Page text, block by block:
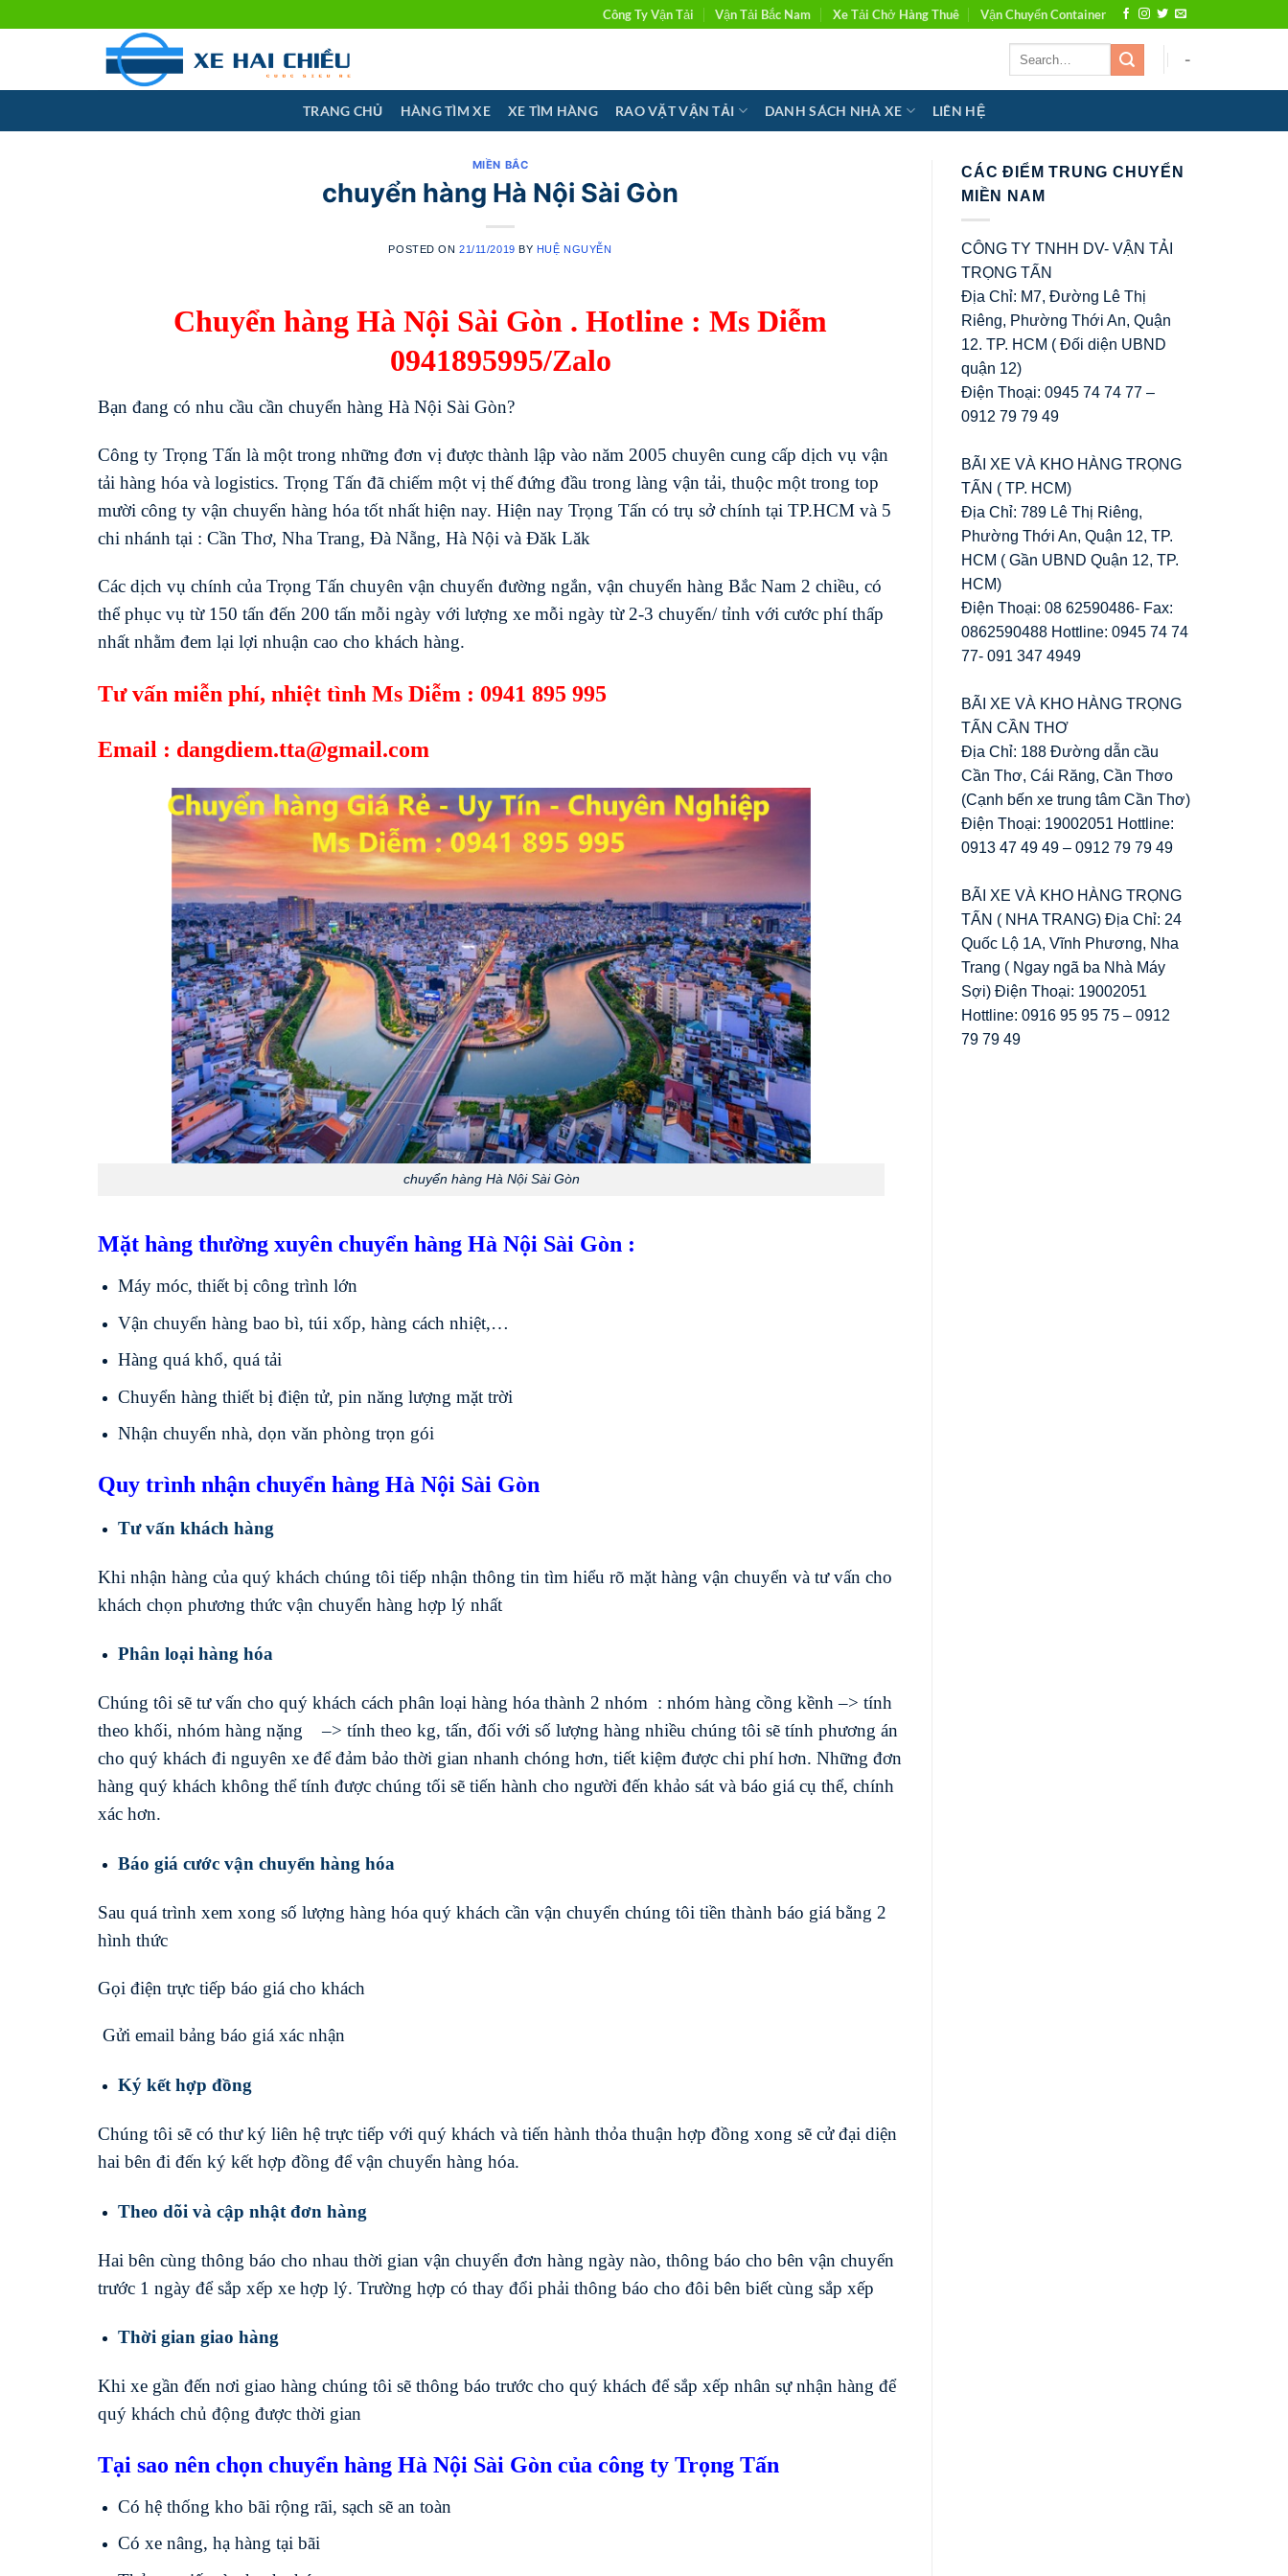
Công Ty Vận Tải Vận Tải Bắc Nam Xe Tải Chở Hàng Thuê Vận Chuyển Container
-
TRANG CHỦ HÀNG TÌM XE XE TÌM HÀNG RAO VẶT VẬN TẢI DANH SÁCH NHÀ XE LIÊN HỆ
MIỀN BẮC
chuyển hàng Hà Nội Sài Gòn
POSTED ON21/11/2019 BY HUỆ NGUYỄN
Chuyển hàng Hà Nội Sài Gòn . Hotline : Ms Diễm
0941895995/Zalo
Bạn đang có nhu cầu cần chuyển hàng Hà Nội Sài Gòn?
Công ty Trọng Tấn là một trong những đơn vị được thành lập vào năm 2005 chuyên cung cấp dịch vụ vận
tải hàng hóa và logistics. Trọng Tấn đã chiếm một vị thế đứng đầu trong làng vận tải, thuộc một trong top
mười công ty vận chuyển hàng hóa tốt nhất hiện nay. Hiện nay Trọng Tấn có trụ sở chính tại TP.HCM và 5
chi nhánh tại : Cần Thơ, Nha Trang, Đà Nẵng, Hà Nội và Đăk Lăk
Các dịch vụ chính của Trọng Tấn chuyên vận chuyển đường ngắn, vận chuyển hàng Bắc Nam 2 chiều, có
thể phục vụ từ 150 tấn đến 200 tấn mỗi ngày với lượng xe mỗi ngày từ 2-3 chuyến/ tỉnh với cước phí thấp
nhất nhằm đem lại lợi nhuận cao cho khách hàng.
Tư vấn miễn phí, nhiệt tình Ms Diễm : 0941 895 995
Email : dangdiem.tta@gmail.com
chuyển hàng Hà Nội Sài Gòn
Mặt hàng thường xuyên chuyển hàng Hà Nội Sài Gòn :
Máy móc, thiết bị công trình lớn
Vận chuyển hàng bao bì, túi xốp, hàng cách nhiệt,…
Hàng quá khổ, quá tải
Chuyển hàng thiết bị điện tử, pin năng lượng mặt trời
Nhận chuyển nhà, dọn văn phòng trọn gói
Quy trình nhận chuyển hàng Hà Nội Sài Gòn
Tư vấn khách hàng
Khi nhận hàng của quý khách chúng tôi tiếp nhận thông tin tìm hiểu rõ mặt hàng vận chuyển và tư vấn cho
khách chọn phương thức vận chuyển hàng hợp lý nhất
Phân loại hàng hóa
Chúng tôi sẽ tư vấn cho quý khách cách phân loại hàng hóa thành 2 nhóm : nhóm hàng cồng kềnh –> tính
theo khối, nhóm hàng nặng –> tính theo kg, tấn, đối với số lượng hàng nhiều chúng tôi sẽ tính phương án
cho quý khách đi nguyên xe để đảm bảo thời gian nhanh chóng hơn, tiết kiệm được chi phí hơn. Những đơn
hàng quý khách không thể tính được chúng tối sẽ tiến hành cho người đến khảo sát và báo giá cụ thể, chính
xác hơn.
Báo giá cước vận chuyển hàng hóa
Sau quá trình xem xong số lượng hàng hóa quý khách cần vận chuyển chúng tôi tiền thành báo giá bằng 2
hình thức
Gọi điện trực tiếp báo giá cho khách
Gửi email bảng báo giá xác nhận
Ký kết hợp đồng
Chúng tôi sẽ có thư ký liên hệ trực tiếp với quý khách và tiến hành thỏa thuận hợp đồng xong sẽ cử đại diện
hai bên đi đến ký kết hợp đồng để vận chuyển hàng hóa.
Theo dõi và cập nhật đơn hàng
Hai bên cùng thông báo cho nhau thời gian vận chuyển đơn hàng ngày nào, thông báo cho bên vận chuyển
trước 1 ngày để sắp xếp xe hợp lý. Trường hợp có thay đổi phải thông báo cho đôi bên biết cùng sắp xếp
Thời gian giao hàng
Khi xe gần đến nơi giao hàng chúng tôi sẽ thông báo trước cho quý khách để sắp xếp nhân sự nhận hàng để
quý khách chủ động được thời gian
Tại sao nên chọn chuyển hàng Hà Nội Sài Gòn của công ty Trọng Tấn
Có hệ thống kho bãi rộng rãi, sạch sẽ an toàn
Có xe nâng, hạ hàng tại bãi
CÁC ĐIỂM TRUNG CHUYỂN
MIỀN NAM
CÔNG TY TNHH DV- VẬN TẢI
TRỌNG TẤN
Địa Chỉ: M7, Đường Lê Thị
Riêng, Phường Thới An, Quận
12. TP. HCM ( Đối diện UBND
quận 12)
Điện Thoại: 0945 74 74 77 –
0912 79 79 49
BÃI XE VÀ KHO HÀNG TRỌNG
TẤN ( TP. HCM)
Địa Chỉ: 789 Lê Thị Riêng,
Phường Thới An, Quận 12, TP.
HCM ( Gần UBND Quận 12, TP.
HCM)
Điện Thoại: 08 62590486- Fax:
0862590488 Hottline: 0945 74 74
77- 091 347 4949
BÃI XE VÀ KHO HÀNG TRỌNG
TẤN CẦN THƠ
Địa Chỉ: 188 Đường dẫn cầu
Cần Thơ, Cái Răng, Cần Thơo
(Cạnh bến xe trung tâm Cần Thơ)
Điện Thoại: 19002051 Hottline:
0913 47 49 49 – 0912 79 79 49
BÃI XE VÀ KHO HÀNG TRỌNG
TẤN ( NHA TRANG) Địa Chỉ: 24
Quốc Lộ 1A, Vĩnh Phương, Nha
Trang ( Ngay ngã ba Nhà Máy
Sợi) Điện Thoại: 19002051
Hottline: 0916 95 95 75 – 0912
79 79 49